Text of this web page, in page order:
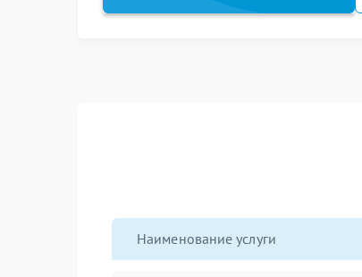
Наименование услуги